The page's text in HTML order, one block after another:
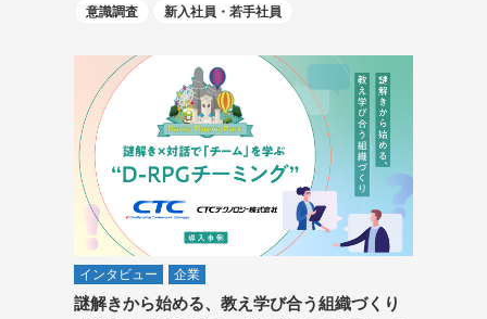
意識調査 新入社員・若手社員
インタビュー 企業
謎解きから始める、教え学び合う組織づくり